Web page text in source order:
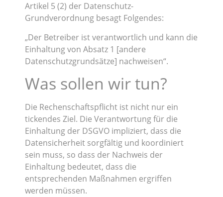
Artikel 5 (2) der Datenschutz-
Grundverordnung besagt Folgendes:
„Der Betreiber ist verantwortlich und kann die
Einhaltung von Absatz 1 [andere
Datenschutzgrundsätze] nachweisen“.
Was sollen wir tun?
Die Rechenschaftspflicht ist nicht nur ein
tickendes Ziel. Die Verantwortung für die
Einhaltung der DSGVO impliziert, dass die
Datensicherheit sorgfältig und koordiniert
sein muss, so dass der Nachweis der
Einhaltung bedeutet, dass die
entsprechenden Maßnahmen ergriffen
werden müssen.